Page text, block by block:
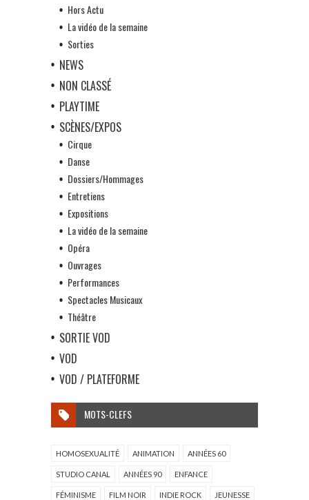
Hors Actu
La vidéo de la semaine
Sorties
NEWS
NON CLASSÉ
PLAYTIME
SCÈNES/EXPOS
Cirque
Danse
Dossiers/Hommages
Entretiens
Expositions
La vidéo de la semaine
Opéra
Ouvrages
Performances
Spectacles Musicaux
Théâtre
SORTIE VOD
VOD
VOD / PLATEFORME
MOTS-CLEFS
HOMOSEXUALITÉ ANIMATION ANNÉES 60
STUDIO CANAL ANNÉES 90 ENFANCE
FÉMINISME FILM NOIR INDIE ROCK JEUNESSE